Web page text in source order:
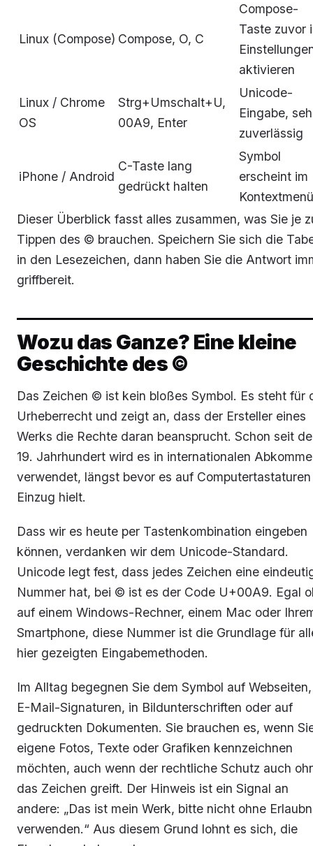
Linux (Compose) Compose, O, C
Compose-
Taste zuvor
aktivieren
Linux / Chrome
OS
Strg+Umschalt+U,
00A9, Enter
Unicode-
Eingabe,
zuverlässig
iPhone / Android
C-Taste lang
gedrückt halten
Symbol
erscheint im
Kontextmenü
Dieser Überblick fasst alles zusammen, was Sie je
Tippen des © brauchen. Speichern Sie sich die
in den Lesezeichen, dann haben Sie die Antwort
griffbereit.
Wozu das Ganze? Eine kleine
Geschichte des ©
Das Zeichen © ist kein bloßes Symbol. Es steht für
Urheberrecht und zeigt an, dass der Ersteller eines
Werks die Rechte daran beansprucht. Schon seit
19. Jahrhundert wird es in internationalen
verwendet, längst bevor es auf Computertastaturen
Einzug hielt.
Dass wir es heute per Tastenkombination eingeben
können, verdanken wir dem Unicode-Standard.
Unicode legt fest, dass jedes Zeichen eine
Nummer hat, bei © ist es der Code U+00A9. Egal
auf einem Windows-Rechner, einem Mac oder
Smartphone, diese Nummer ist die Grundlage für
hier gezeigten Eingabemethoden.
Im Alltag begegnen Sie dem Symbol auf
E-Mail-Signaturen, in Bildunterschriften oder auf
gedruckten Dokumenten. Sie brauchen es, wenn
eigene Fotos, Texte oder Grafiken kennzeichnen
möchten, auch wenn der rechtliche Schutz auch
das Zeichen greift. Der Hinweis ist ein Signal an
andere: „Das ist mein Werk, bitte nicht ohne
verwenden.“ Aus diesem Grund lohnt es sich, die